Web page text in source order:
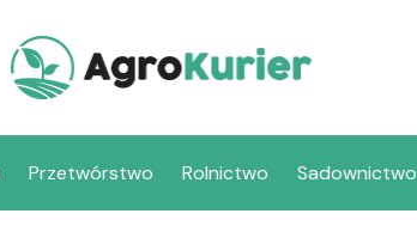
Przetwórstwo Rolnictwo Sadownictwo